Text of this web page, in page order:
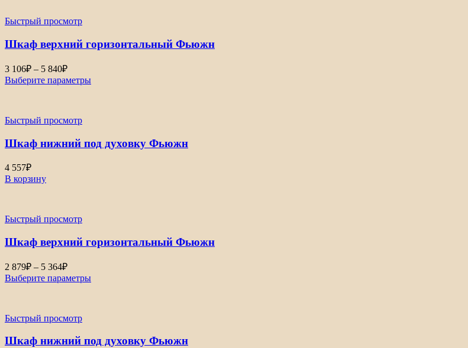
Быстрый просмотр
Шкаф верхний горизонтальный Фьюжн
3 106₽ – 5 840₽Диапазон
цен:
3
5
Выберите параметры
Быстрый просмотр
Шкаф нижний под духовку Фьюжн
4 557₽
В корзину
Быстрый просмотр
Шкаф верхний горизонтальный Фьюжн
2 879₽ – 5 364₽Диапазон
цен:
2
5
Выберите параметры
Быстрый просмотр
Шкаф нижний под духовку Фьюжн